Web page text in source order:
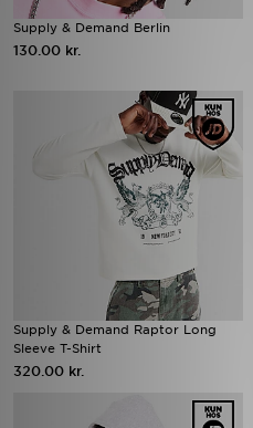
Supply & Demand Berlin
130.00 kr.
Supply & Demand Raptor Long
Sleeve T-Shirt
320.00 kr.